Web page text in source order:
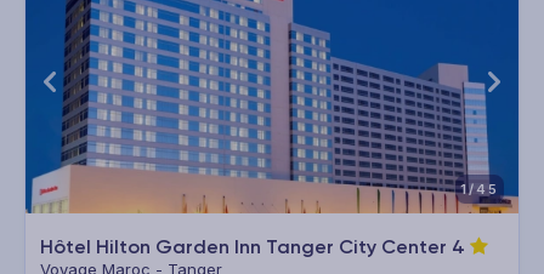
1/45
Hôtel Hilton Garden Inn Tanger City Center 4
Voyage Maroc - Tanger